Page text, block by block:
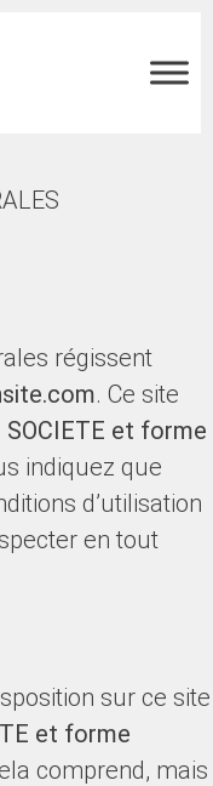
régissent
. Ce site
SOCIETE et forme
indiquez que
d’utilisation
en tout
sur ce site
et forme
comprend, mais